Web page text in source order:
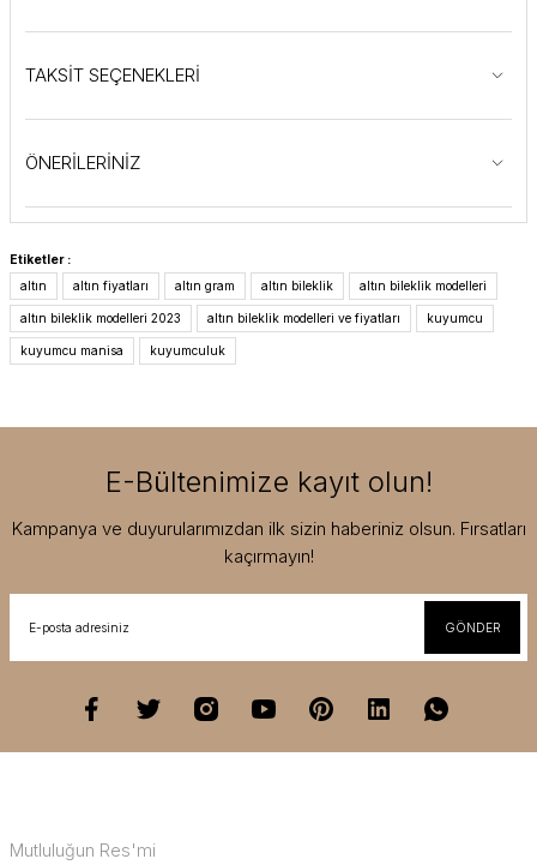
TAKSİT SEÇENEKLERİ
ÖNERİLERİNİZ
Etiketler :
altın
altın fiyatları altın gram altın bileklik altın bileklik modelleri
altın bileklik modelleri 2023 altın bileklik modelleri ve fiyatları kuyumcu
kuyumcu manisa kuyumculuk
E-Bültenimize kayıt olun!
Kampanya ve duyurularımızdan ilk sizin haberiniz olsun. Fırsatları
kaçırmayın!
GÖNDER
Mutluluğun Res'mi